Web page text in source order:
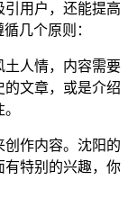
引用户，还能提高
几个原则：
土人情，内容需要
的文章，或是介绍
创作内容。沈阳的
有特别的兴趣，你